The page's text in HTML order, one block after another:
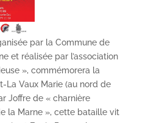
par la Commune de
et réalisée par l’association
», commémorera la
La Vaux Marie (au nord de
Joffre de « charnière
la Marne », cette bataille vit